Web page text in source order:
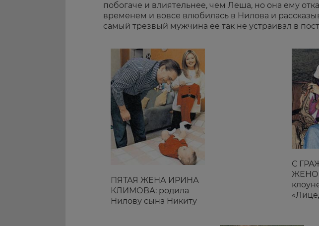
побогаче и влиятельнее, чем Леша, но она ему
временем и вовсе влюбилась в Нилова и
самый трезвый мужчина ее так не устраивал в
ПЯТАЯ ЖЕНА ИРИНА
КЛИМОВА: родила
Нилову сына Никиту
С